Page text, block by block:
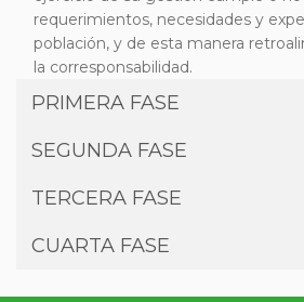
requerimientos, necesidades y
población, y de esta manera
la corresponsabilidad.
PRIMERA FASE
SEGUNDA FASE
TERCERA FASE
CUARTA FASE